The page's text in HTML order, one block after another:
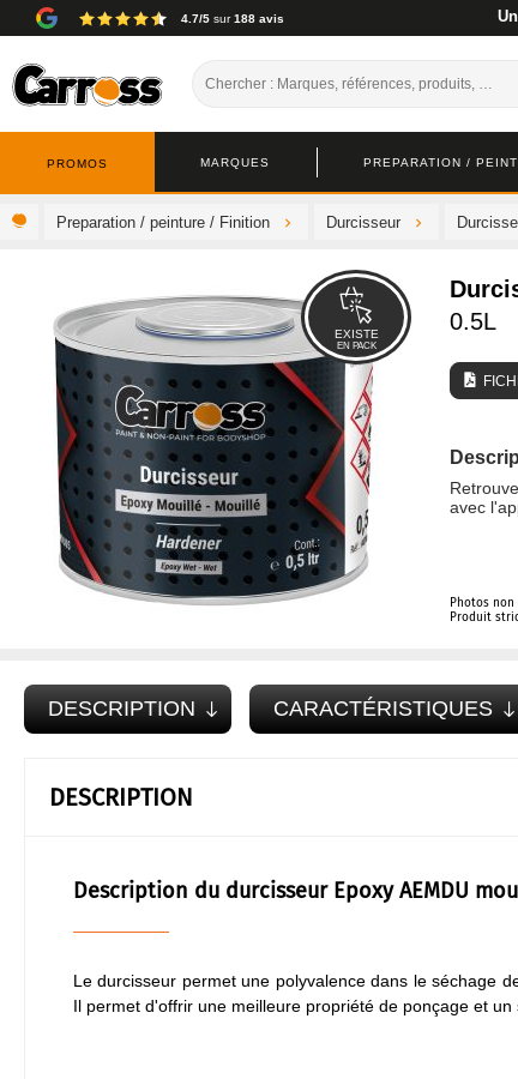
4.7/5 sur188 avis
PREPARATION /
MARQUES
PROMOS
Preparation / peinture / Finition Durcisseur
EXISTE
EN PACK
0.5L
avec
Photos
Produit
DESCRIPTION CARACTÉRISTIQUES
DESCRIPTION
Description du durcisseur Epoxy AEMDU
Le durcisseur permet une polyvalence dans le séchage
Il permet d'offrir une meilleure propriété de ponçage et un